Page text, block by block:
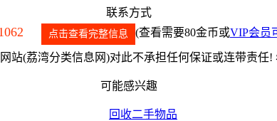
联系方式
点击查看完整信息 (查看需要80金币或VIP会员
站(荔湾分类信息网)对此不承担任何保证或连带责任!
可能感兴趣
回收二手物品